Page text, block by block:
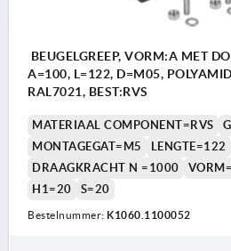
BEUGELGREEP, VORM:A MET
A=100, L=122, D=M05,
RAL7021, BEST:RVS
MATERIAAL COMPONENT=RVS
MONTAGEGAT=M5
LENGTE=122
DRAAGKRACHT N =1000
H1=20
S=20
Bestelnummer: K1060.1100052